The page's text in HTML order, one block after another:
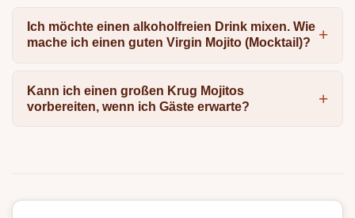
Ich möchte einen alkoholfreien Drink mixen. Wie
mache ich einen guten Virgin Mojito (Mocktail)?
Kann ich einen großen Krug Mojitos
vorbereiten, wenn ich Gäste erwarte?